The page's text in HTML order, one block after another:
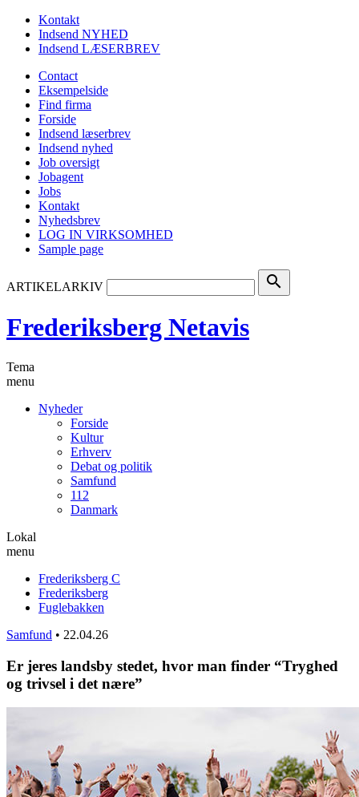
Kontakt
Indsend NYHED
Indsend LÆSERBREV
Contact
Eksempelside
Find firma
Forside
Indsend læserbrev
Indsend nyhed
Job oversigt
Jobagent
Jobs
Kontakt
Nyhedsbrev
LOG IN VIRKSOMHED
Sample page
ARTIKELARKIV search
Frederiksberg Netavis
Tema
menu
Nyheder
Forside
Kultur
Erhverv
Debat og politik
Samfund
112
Danmark
Lokal
menu
Frederiksberg C
Frederiksberg
Fuglebakken
Samfund • 22.04.26
Er jeres landsby stedet, hvor man finder “Tryghed
og trivsel i det nære”